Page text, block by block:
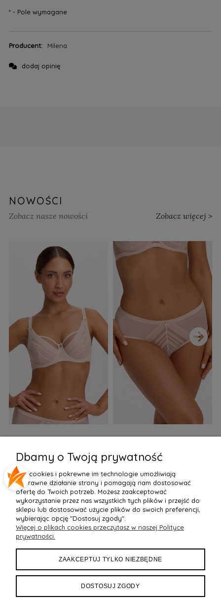
*- Pole wymagane
Producent: Milena
dodaj opinię
NOWOŚCI
Zobacz nasze nowości Zobacz więcej >
155,99 zł
Do Koszyka »
77,99 zł
Do Koszyka »
›
POMOC
MOJE KONTO
PŁATNOŚCI I DOSTAWA
Dbamy o Twoją prywatność
Pliki cookies i pokrewne im technologie umożliwiają
poprawne działanie strony i pomagają nam dostosować
ofertę do Twoich potrzeb. Możesz zaakceptować
wykorzystanie przez nas wszystkich tych plików i przejść do
sklepu lub dostosować użycie plików do swoich preferencji,
wybierając opcję "Dostosuj zgody".
Więcej o plikach cookies przeczytasz w naszej Polityce
prywatności.
ZAAKCEPTUJ TYLKO NIEZBĘDNE
DOSTOSUJ ZGODY